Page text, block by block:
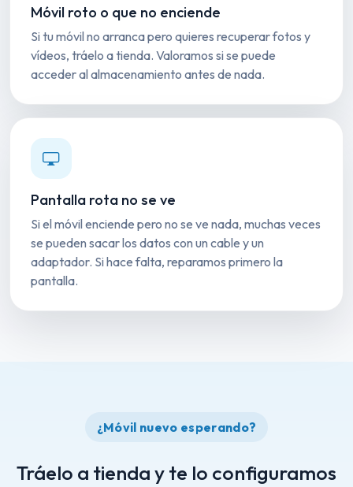
Móvil roto o que no enciende
Si tu móvil no arranca pero quieres recuperar fotos y
vídeos, tráelo a tienda. Valoramos si se puede
acceder al almacenamiento antes de nada.
Pantalla rota no se ve
Si el móvil enciende pero no se ve nada, muchas veces
se pueden sacar los datos con un cable y un
adaptador. Si hace falta, reparamos primero la
pantalla.
¿Móvil nuevo esperando?
Tráelo a tienda y te lo configuramos